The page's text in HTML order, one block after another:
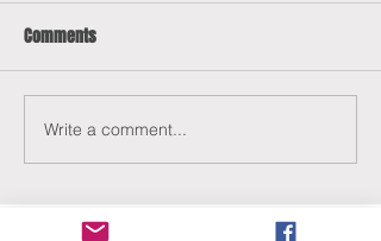
Comments
Write a comment...